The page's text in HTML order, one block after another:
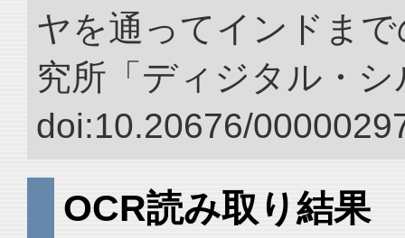
ヤを通ってインドま
究所「ディジタル・
doi:10.20676/
OCR読み取り結果